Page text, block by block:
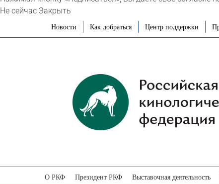
Не сейчас Закрыть
Новости Как добраться Центр поддержки
О РКФ Президент РКФ Выставочная деятельность